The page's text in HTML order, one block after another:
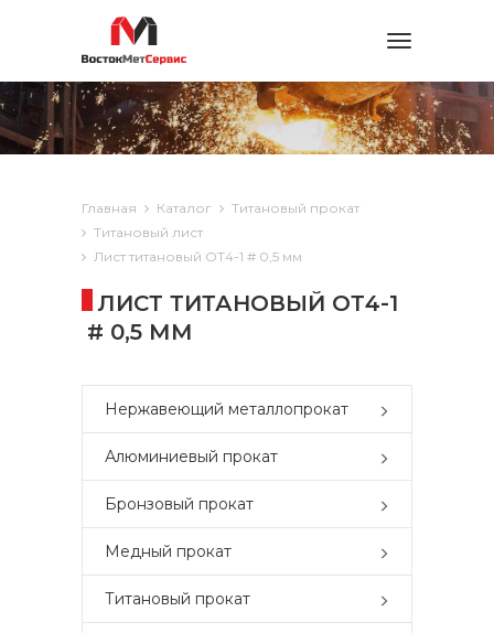
Toggle
Главная Каталог
Титановый прокат
Титановый лист
Лист титановый ОТ4-1 # 0,5 мм
ЛИСТ ТИТАНОВЫЙ ОТ4-1
# 0,5 ММ
Нержавеющий металлопрокат
Алюминиевый прокат
Бронзовый прокат
Медный прокат
Титановый прокат